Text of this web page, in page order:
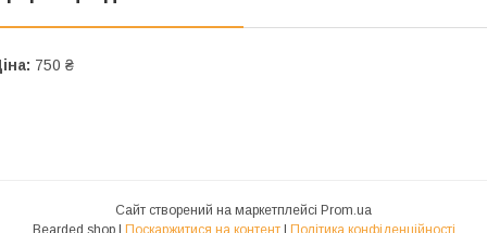
750 ₴
Сайт створений на маркетплейсі Prom.ua